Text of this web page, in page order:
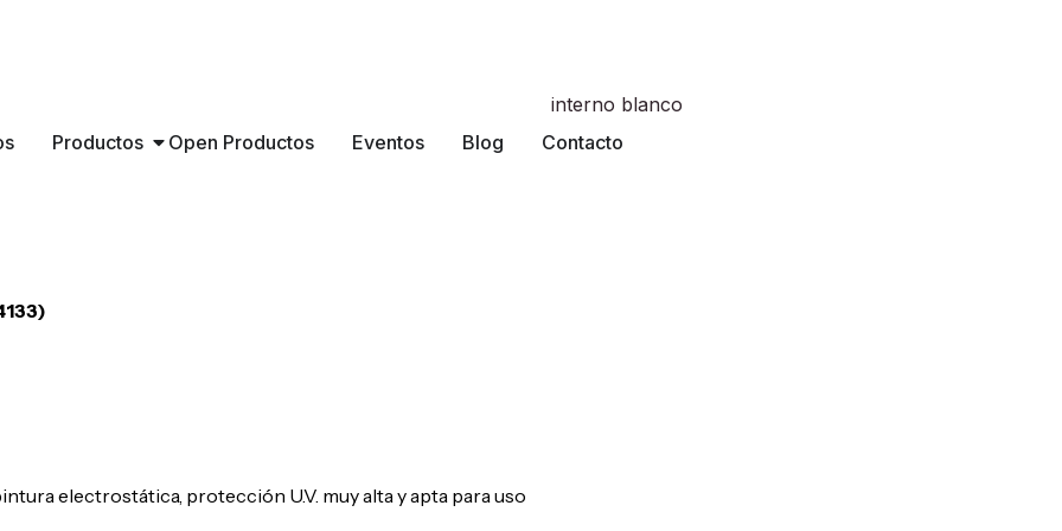
Productos Open Productos Eventos Blog Contacto
electrostática, protección U.V. muy alta y apta para uso